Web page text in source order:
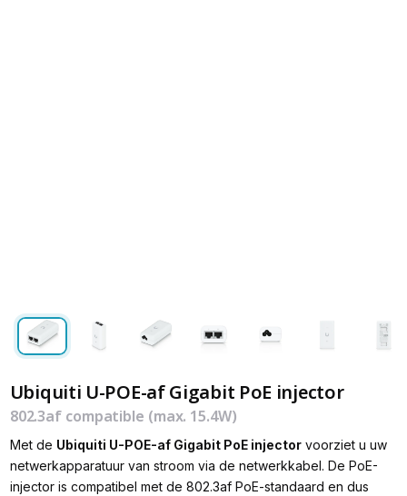
Ubiquiti U-POE-af Gigabit PoE injector
802.3af compatible (max. 15.4W)
Met de Ubiquiti U-POE-af Gigabit PoE injectorvoorziet u uw
netwerkapparatuur van stroom via de netwerkkabel. De PoE-
injector is compatibel met de 802.3af PoE-standaard en dus